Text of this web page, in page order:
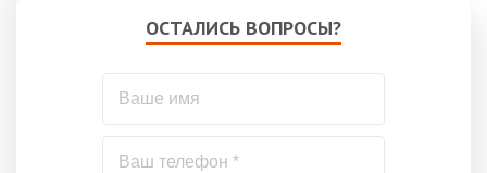
ОСТАЛИСЬ ВОПРОСЫ?